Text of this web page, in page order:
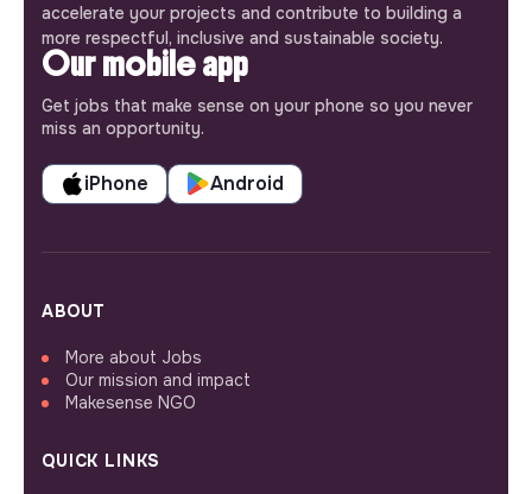
accelerate your projects and contribute to building a
more respectful, inclusive and sustainable society.
Our mobile app
Get jobs that make sense on your phone so you never
miss an opportunity.
iPhone Android
ABOUT
More about Jobs
Our mission and impact
Makesense NGO
QUICK LINKS